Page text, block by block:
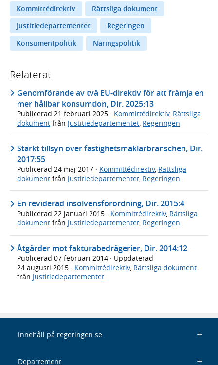
Kommittédirektiv
Rättsliga dokument
Justitiedepartementet
Regeringen
Konsumentpolitik
Näringspolitik
Relaterat
Genomförande av två EU-direktiv för att främja en
mer hållbar konsumtion, Dir. 2025:13
Publicerad 21 februari 2025 · Kommittédirektiv, Rättsliga
dokument från Justitiedepartementet, Regeringen
Stärkt tillsyn över fastighetsmäklarbranschen, Dir.
2017:55
Publicerad 24 maj 2017 · Kommittédirektiv, Rättsliga
dokument från Justitiedepartementet Regeringen
En reviderad insolvensförordning, Dir. 2015:4
Publicerad 22 januari 2015 · Kommittédirektiv, Rättsliga
dokument från Justitiedepartementet, Regeringen
Åtgärder mot fakturabedrägerier, Dir. 2014:12
Publicerad 07 februari 2014 · Uppdaterad
24 augusti 2015 · Kommittédirektiv, Rättsliga dokument
från Justitiedepartementet
Innehåll på regeringen.se
Departement